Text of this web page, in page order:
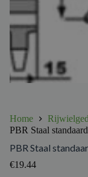
Home
PBR Staal
PBR Staal
€19.44